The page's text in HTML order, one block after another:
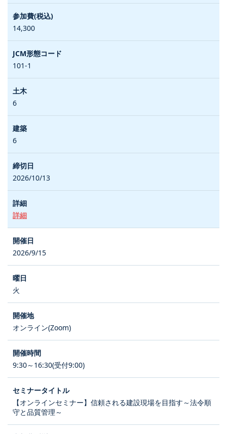
14,300
101-1
6
6
2026/10/13
詳細
2026/9/15
火
オンライン(Zoom)
9:30～16:30(受付9:00)
【オンラインセミナー】信頼される建設現場を目指す～法令順
守と品質管理～